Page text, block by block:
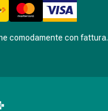
comodamente con fattura.